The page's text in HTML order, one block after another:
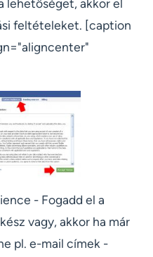
lehetőséget, akkor el
feltételeket. [caption
- Fogadd el a
vagy, akkor ha már
pl. e-mail címek -